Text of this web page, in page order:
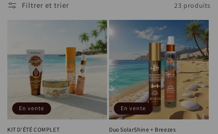
Filtrer et trier 23 produits
En vente
KIT D'ÉTÉ COMPLET
En vente
Duo SolarShine + Breezes